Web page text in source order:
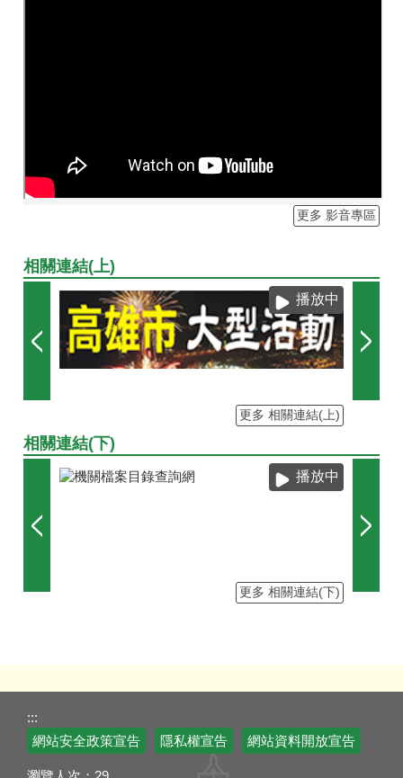
更多 影音專區
相關連結(上)
播放中
更多 相關連結(上)
相關連結(下)
播放中
更多 相關連結(下)
:::
網站安全政策宣告
隱私權宣告 網站資料開放宣告